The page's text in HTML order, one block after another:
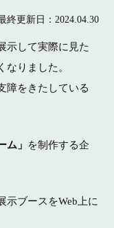
終更新日： 2024.04.30
示して実際に見た
なりました。
障をきたしている
ム」 を制作する企
示ブースをWeb上に